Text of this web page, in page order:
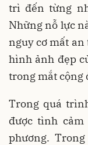
trì đến từng
Những nỗ lực
nguy cơ mất
hình ảnh đẹp
trong mắt cộng
Trong quá
được tình
phương.